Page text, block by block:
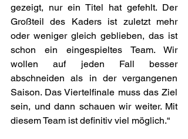
gezeigt, nur ein Titel hat gefehlt. Der
Großteil des Kaders ist zuletzt mehr
oder weniger gleich geblieben, das ist
schon ein eingespieltes Team. Wir
wollen auf jeden Fall besser
abschneiden als in der vergangenen
Saison. Das Viertelfinale muss das Ziel
sein, und dann schauen wir weiter. Mit
diesem Team ist definitiv viel möglich.“